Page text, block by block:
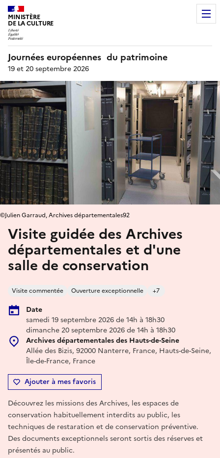
MINISTÈRE
DE LA CULTURE
Journées européennes du patrimoine
19 et 20 septembre 2026
Visite guidée des Archives
départementales et d'une
salle de conservation
Visite commentée Ouverture exceptionnelle +7
Date
samedi 19 septembre 2026 de 14h à 18h30
dimanche 20 septembre 2026 de 14h à 18h30
Archives départementales des Hauts-de-Seine
Allée des Bizis, 92000 Nanterre, France, Hauts-de-Seine,
Île-de-France, France
Ajouter à mes favoris
©Julien Garraud, Archives départementales92
Découvrez les missions des Archives, les espaces de
conservation habituellement interdits au public, les
techniques de restaration et de conservation préventive.
Des documents exceptionnels seront sortis des réserves et
présentés au public.